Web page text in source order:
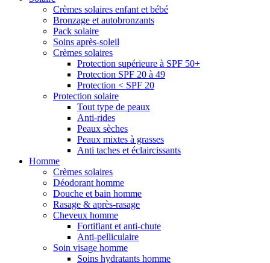
Crèmes solaires enfant et bébé
Bronzage et autobronzants
Pack solaire
Soins après-soleil
Crèmes solaires
Protection supérieure à SPF 50+
Protection SPF 20 à 49
Protection < SPF 20
Protection solaire
Tout type de peaux
Anti-rides
Peaux sèches
Peaux mixtes à grasses
Anti taches et éclaircissants
Homme
Crèmes solaires
Déodorant homme
Douche et bain homme
Rasage & après-rasage
Cheveux homme
Fortifiant et anti-chute
Anti-pelliculaire
Soin visage homme
Soins hydratants homme